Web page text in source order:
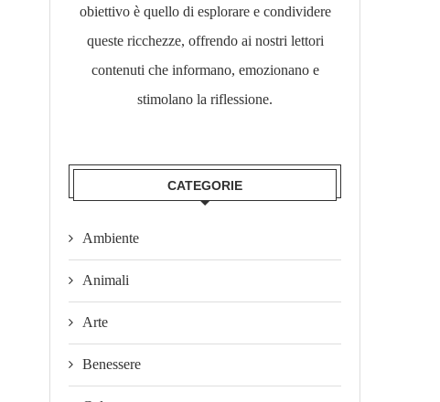
obiettivo è quello di esplorare e condividere
queste ricchezze, offrendo ai nostri lettori
contenuti che informano, emozionano e
stimolano la riflessione.​
CATEGORIE
Ambiente
Animali
Arte
Benessere